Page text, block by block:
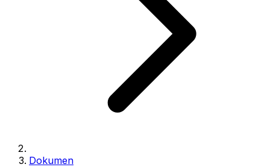
Dokumen